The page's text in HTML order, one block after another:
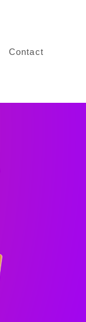
Contact